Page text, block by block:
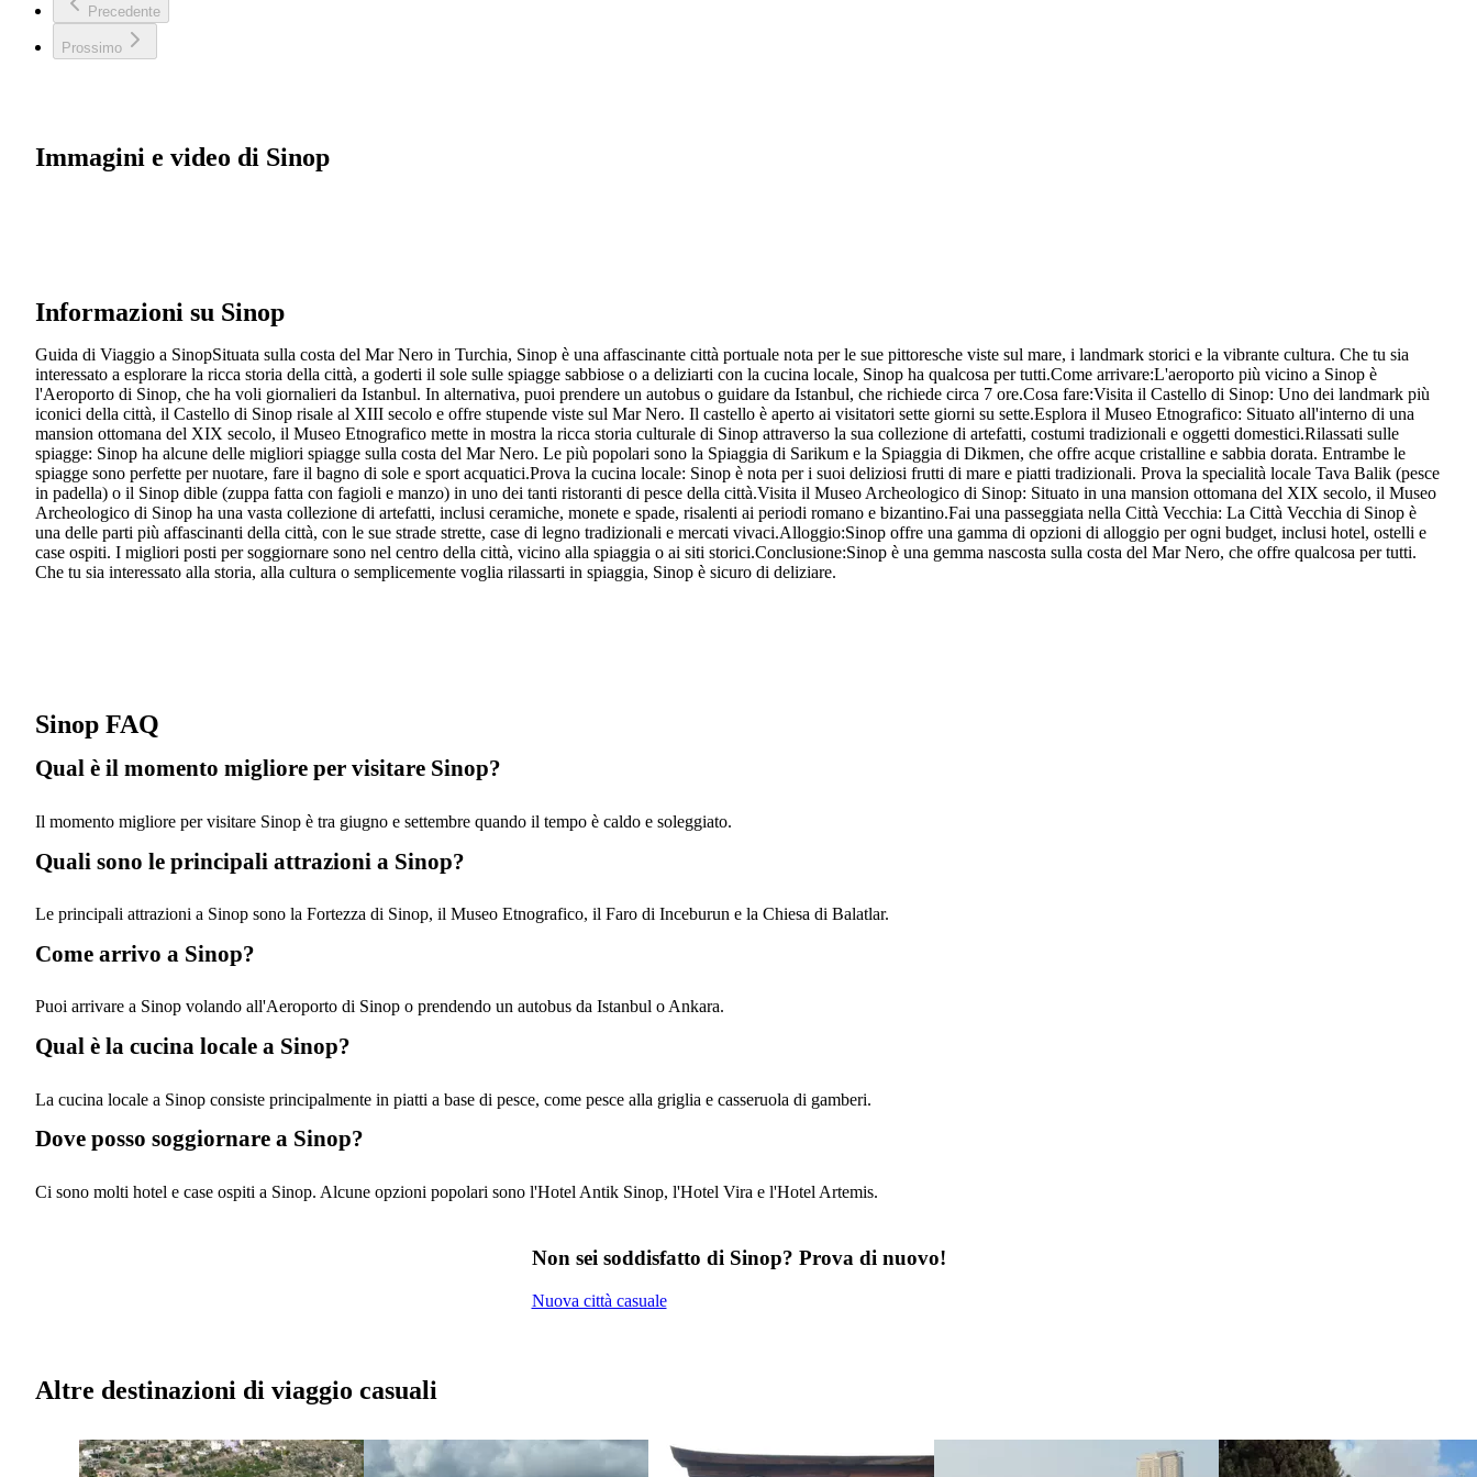
Precedente
Prossimo
Immagini e video di Sinop
Informazioni su Sinop
Guida di Viaggio a SinopSituata sulla costa del Mar Nero in Turchia, Sinop è una affascinante città portuale nota per le sue pittoresche viste sul mare, i landmark storici e la vibrante cultura. Che tu sia
interessato a esplorare la ricca storia della città, a goderti il sole sulle spiagge sabbiose o a deliziarti con la cucina locale, Sinop ha qualcosa per tutti.Come arrivare:L'aeroporto più vicino a Sinop è
l'Aeroporto di Sinop, che ha voli giornalieri da Istanbul. In alternativa, puoi prendere un autobus o guidare da Istanbul, che richiede circa 7 ore.Cosa fare:Visita il Castello di Sinop: Uno dei landmark più
iconici della città, il Castello di Sinop risale al XIII secolo e offre stupende viste sul Mar Nero. Il castello è aperto ai visitatori sette giorni su sette.Esplora il Museo Etnografico: Situato all'interno di una
mansion ottomana del XIX secolo, il Museo Etnografico mette in mostra la ricca storia culturale di Sinop attraverso la sua collezione di artefatti, costumi tradizionali e oggetti domestici.Rilassati sulle
spiagge: Sinop ha alcune delle migliori spiagge sulla costa del Mar Nero. Le più popolari sono la Spiaggia di Sarikum e la Spiaggia di Dikmen, che offre acque cristalline e sabbia dorata. Entrambe le
spiagge sono perfette per nuotare, fare il bagno di sole e sport acquatici.Prova la cucina locale: Sinop è nota per i suoi deliziosi frutti di mare e piatti tradizionali. Prova la specialità locale Tava Balik (pesce
in padella) o il Sinop dible (zuppa fatta con fagioli e manzo) in uno dei tanti ristoranti di pesce della città.Visita il Museo Archeologico di Sinop: Situato in una mansion ottomana del XIX secolo, il Museo
Archeologico di Sinop ha una vasta collezione di artefatti, inclusi ceramiche, monete e spade, risalenti ai periodi romano e bizantino.Fai una passeggiata nella Città Vecchia: La Città Vecchia di Sinop è
una delle parti più affascinanti della città, con le sue strade strette, case di legno tradizionali e mercati vivaci.Alloggio:Sinop offre una gamma di opzioni di alloggio per ogni budget, inclusi hotel, ostelli e
case ospiti. I migliori posti per soggiornare sono nel centro della città, vicino alla spiaggia o ai siti storici.Conclusione:Sinop è una gemma nascosta sulla costa del Mar Nero, che offre qualcosa per tutti.
Che tu sia interessato alla storia, alla cultura o semplicemente voglia rilassarti in spiaggia, Sinop è sicuro di deliziare.
Sinop FAQ
Qual è il momento migliore per visitare Sinop?
Il momento migliore per visitare Sinop è tra giugno e settembre quando il tempo è caldo e soleggiato.
Quali sono le principali attrazioni a Sinop?
Le principali attrazioni a Sinop sono la Fortezza di Sinop, il Museo Etnografico, il Faro di Inceburun e la Chiesa di Balatlar.
Come arrivo a Sinop?
Puoi arrivare a Sinop volando all'Aeroporto di Sinop o prendendo un autobus da Istanbul o Ankara.
Qual è la cucina locale a Sinop?
La cucina locale a Sinop consiste principalmente in piatti a base di pesce, come pesce alla griglia e casseruola di gamberi.
Dove posso soggiornare a Sinop?
Ci sono molti hotel e case ospiti a Sinop. Alcune opzioni popolari sono l'Hotel Antik Sinop, l'Hotel Vira e l'Hotel Artemis.
Non sei soddisfatto di Sinop? Prova di nuovo!
Nuova città casuale
Altre destinazioni di viaggio casuali